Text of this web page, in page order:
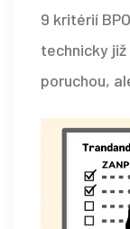
9 kritérií
technicky
poruchou,